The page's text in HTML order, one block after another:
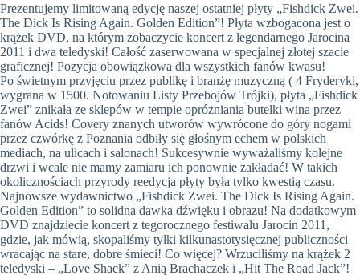
Prezentujemy limitowaną edycję naszej ostatniej płyty „Fishdick Zwei.
The Dick Is Rising Again. Golden Edition”! Płyta wzbogacona jest o
krążek DVD, na którym zobaczycie koncert z legendarnego Jarocina
2011 i dwa teledyski! Całość zaserwowana w specjalnej złotej szacie
graficznej! Pozycja obowiązkowa dla wszystkich fanów kwasu!
Po świetnym przyjęciu przez publikę i branżę muzyczną ( 4 Fryderyki,
wygrana w 1500. Notowaniu Listy Przebojów Trójki), płyta „Fishdick
Zwei” znikała ze sklepów w tempie opróżniania butelki wina przez
fanów Acids! Covery znanych utworów wywrócone do góry nogami
przez czwórkę z Poznania odbiły się głośnym echem w polskich
mediach, na ulicach i salonach! Sukcesywnie wyważaliśmy kolejne
drzwi i wcale nie mamy zamiaru ich ponownie zakładać! W takich
okolicznościach przyrody reedycja płyty była tylko kwestią czasu.
Najnowsze wydawnictwo „Fishdick Zwei. The Dick Is Rising Again.
Golden Edition” to solidna dawka dźwięku i obrazu! Na dodatkowym
DVD znajdziecie koncert z tegorocznego festiwalu Jarocin 2011,
gdzie, jak mówią, skopaliśmy tyłki kilkunastotysięcznej publiczności
wracając na stare, dobre śmieci! Co więcej? Wrzuciliśmy na krążek 2
teledyski – „Love Shack” z Anią Brachaczek i „Hit The Road Jack”!